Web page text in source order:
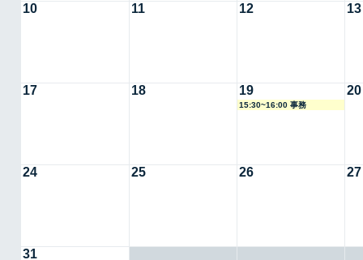
10 11 12 13
17 18 19
15:30~16:00 事務
20
24 25 26 27
31